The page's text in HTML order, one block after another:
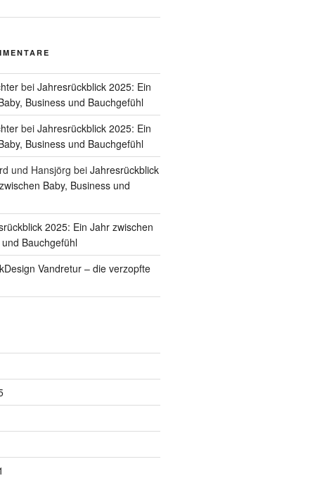
bei Jahresrückblick 2025: Ein
Business und Bauchgefühl
bei Jahresrückblick 2025: Ein
Business und Bauchgefühl
und Hansjörg bei Jahresrückblick
Baby, Business und
2025: Ein Jahr zwischen
Bauchgefühl
Vandretur – die verzopfte